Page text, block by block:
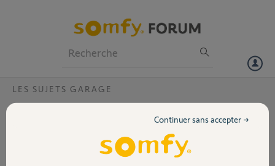
Volet
LES SUJETS GARAGE
Coomment VRAIMENT désactiver
Bonjour,
Continuer sans accepter →